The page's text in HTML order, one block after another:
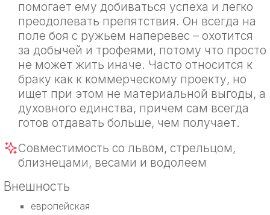
помогает ему добиваться успеха и легко
преодолевать препятствия. Он всегда на
поле боя с ружьем наперевес – охотится
за добычей и трофеями, потому что просто
не может жить иначе. Часто относится к
браку как к коммерческому проекту, но
ищет при этом не материальной выгоды, а
духовного единства, причем сам всегда
готов отдавать больше, чем получает.
Совместимость со львом, стрельцом,
близнецами, весами и водолеем
Внешность
европейская